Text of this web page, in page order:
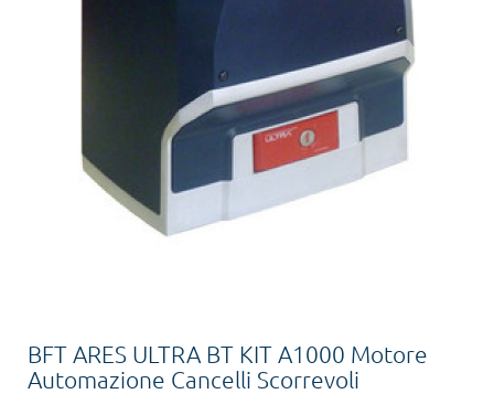
BFT ARES ULTRA BT KIT A1000 Motore
Automazione Cancelli Scorrevoli